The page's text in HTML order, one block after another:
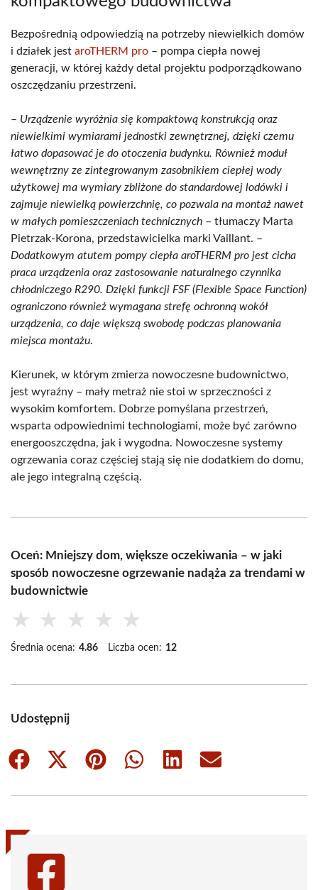
Bezpośrednią odpowiedzią na potrzeby niewielkich domów
i działek jest aroTHERM pro – pompa ciepła nowej
generacji, w której każdy detal projektu podporządkowano
oszczędzaniu przestrzeni.
– Urządzenie wyróżnia się kompaktową konstrukcją oraz
niewielkimi wymiarami jednostki zewnętrznej, dzięki czemu
łatwo dopasować je do otoczenia budynku. Również moduł
wewnętrzny ze zintegrowanym zasobnikiem ciepłej wody
użytkowej ma wymiary zbliżone do standardowej lodówki i
zajmuje niewielką powierzchnię, co pozwala na montaż nawet
w małych pomieszczeniach technicznych – tłumaczy Marta
Pietrzak-Korona, przedstawicielka marki Vaillant. –
Dodatkowym atutem pompy ciepła aroTHERM pro jest cicha
praca urządzenia oraz zastosowanie naturalnego czynnika
chłodniczego R290. Dzięki funkcji FSF (Flexible Space Function)
ograniczono również wymagana strefę ochronną wokół
urządzenia, co daje większą swobodę podczas planowania
miejsca montażu.
Kierunek, w którym zmierza nowoczesne budownictwo,
jest wyraźny – mały metraż nie stoi w sprzeczności z
wysokim komfortem. Dobrze pomyślana przestrzeń,
wsparta odpowiednimi technologiami, może być zarówno
energooszczędna, jak i wygodna. Nowoczesne systemy
ogrzewania coraz częściej stają się nie dodatkiem do domu,
ale jego integralną częścią.
Oceń: Mniejszy dom, większe oczekiwania – w jaki
sposób nowoczesne ogrzewanie nadąża za trendami w
budownictwie
★ ★ ★ ★ ★
Średnia ocena: 4.86 Liczba ocen: 12
Udostępnij
Share
Share
(Twitter)
Share
Share
Share
Share